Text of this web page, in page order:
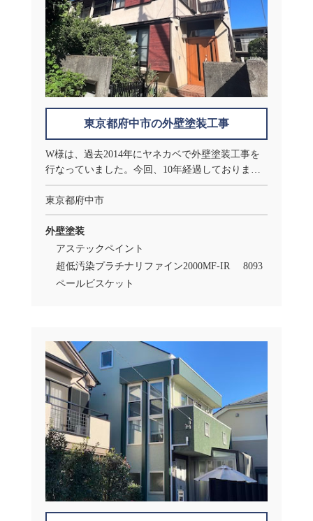
東京都府中市の外壁塗装工事
W様は、過去2014年にヤネカベで外壁塗装工事を
行なっていました。今回、10年経過しておりまし
たので点検のご連絡をさせていただきましたとこ
ろ、再度のメンテナンスのご依頼をいただけるこ
ととなりました。今回のメンテナンスでは、前回
同様に外壁塗装の施工をさせていただいておりま
す。
東京都府中市
外壁塗装
アステックペイント
超低汚染プラチナリファイン2000MF-IR
8093
ペールビスケット